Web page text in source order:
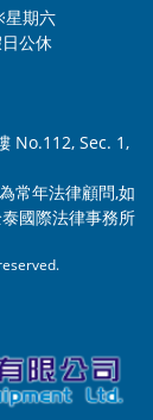
期六
公休
No.112, Sec. 1,
常年法律顧問,如
國際法律事務所